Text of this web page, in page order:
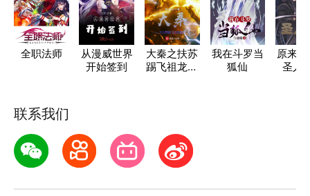
全职法师
从漫威世界
开始签到
大秦之扶苏
踢飞祖龙棺
我在斗罗当
狐仙
原来
圣人
联系我们